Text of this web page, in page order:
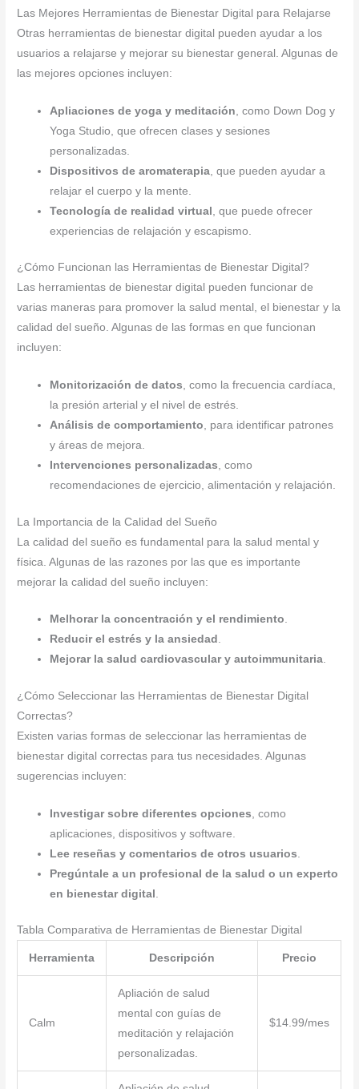
Las Mejores Herramientas de Bienestar Digital para Relajarse
Otras herramientas de bienestar digital pueden ayudar a los
usuarios a relajarse y mejorar su bienestar general. Algunas de
las mejores opciones incluyen:
Apliaciones de yoga y meditación , como Down Dog y
Yoga Studio, que ofrecen clases y sesiones
personalizadas.
Dispositivos de aromaterapia , que pueden ayudar a
relajar el cuerpo y la mente.
Tecnología de realidad virtual , que puede ofrecer
experiencias de relajación y escapismo.
¿Cómo Funcionan las Herramientas de Bienestar Digital?
Las herramientas de bienestar digital pueden funcionar de
varias maneras para promover la salud mental, el bienestar y la
calidad del sueño. Algunas de las formas en que funcionan
incluyen:
Monitorización de datos, como la frecuencia cardíaca,
la presión arterial y el nivel de estrés.
Análisis de comportamiento, para identificar patrones
y áreas de mejora.
Intervenciones personalizadas, como
recomendaciones de ejercicio, alimentación y relajación.
La Importancia de la Calidad del Sueño
La calidad del sueño es fundamental para la salud mental y
física. Algunas de las razones por las que es importante
mejorar la calidad del sueño incluyen:
Melhorar la concentración y el rendimiento.
Reducir el estrés y la ansiedad .
Mejorar la salud cardiovascular y autoimmunitaria.
¿Cómo Seleccionar las Herramientas de Bienestar Digital
Correctas?
Existen varias formas de seleccionar las herramientas de
bienestar digital correctas para tus necesidades. Algunas
sugerencias incluyen:
Investigar sobre diferentes opciones , como
aplicaciones, dispositivos y software.
Lee reseñas y comentarios de otros usuarios
Pregúntale a un profesional de la salud o un experto
en bienestar digital
Tabla Comparativa de Herramientas de Bienestar Digital
Herramienta Descripción Precio
Calm
Apliación de salud
mental con guías de
meditación y relajación
personalizadas.
$14.99/mes